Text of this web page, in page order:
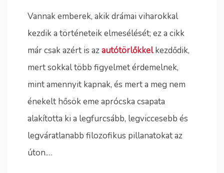
Vannak emberek, akik drámai viharokkal
kezdik a történeteik elmesélését; ez a cikk
már csak azért is azautótörlőkkelkezdődik,
mert sokkal több figyelmet érdemelnek,
mint amennyit kapnak, és mert a meg nem
énekelt hősök eme aprócska csapata
alakította ki a legfurcsább, legviccesebb és
legváratlanabb filozofikus pillanatokat az
úton.…